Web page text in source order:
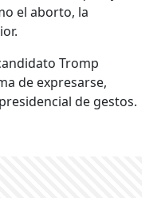
el aborto, la
Tromp
de expresarse,
de gestos.